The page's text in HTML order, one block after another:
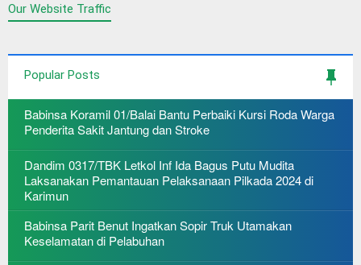
Our Website Traffic
Popular Posts
Babinsa Koramil 01/Balai Bantu Perbaiki Kursi Roda Warga
Penderita Sakit Jantung dan Stroke
Dandim 0317/TBK Letkol Inf Ida Bagus Putu Mudita
Laksanakan Pemantauan Pelaksanaan Pilkada 2024 di
Karimun
Babinsa Parit Benut Ingatkan Sopir Truk Utamakan
Keselamatan di Pelabuhan